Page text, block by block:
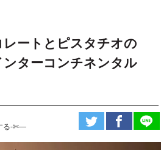
ートとピスタチオの
ターコンチネンタル
る-✄—